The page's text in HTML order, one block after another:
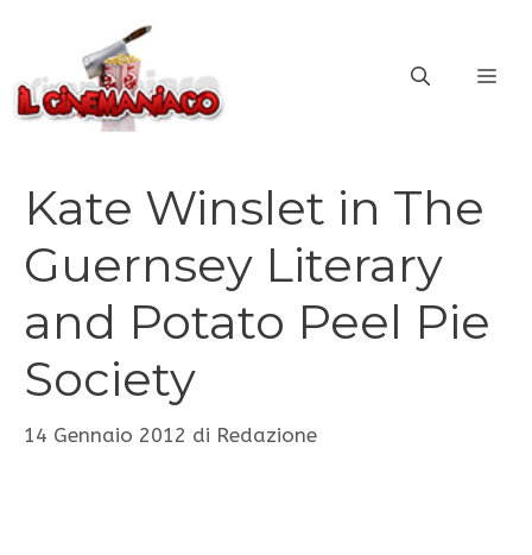
contenuto
Kate Winslet in The
Guernsey Literary
and Potato Peel Pie
Society
14 Gennaio 2012 di Redazione